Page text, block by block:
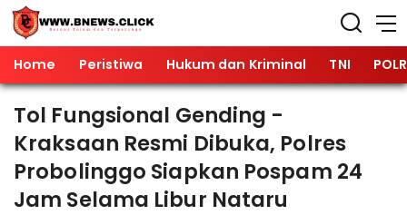
Home Peristiwa Hukum dan Kriminal TNI
Tol Fungsional Gending -
Kraksaan Resmi Dibuka, Polres
Probolinggo Siapkan Pospam 24
Jam Selama Libur Nataru